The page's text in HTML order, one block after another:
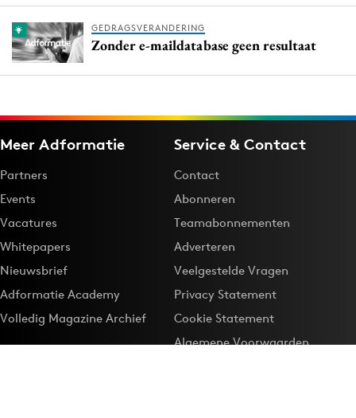
GEDRAGSVERANDERING
Zonder e-maildatabase geen resultaat
Meer Adformatie
Partners
Events
Vacatures
Whitepapers
Nieuwsbrief
Adformatie Academy
Volledig Magazine Archief
Service & Contact
Contact
Abonneren
Teamabonnementen
Adverteren
Veelgestelde Vragen
Privacy Statement
Cookie Statement
Algemene Voorwaarden